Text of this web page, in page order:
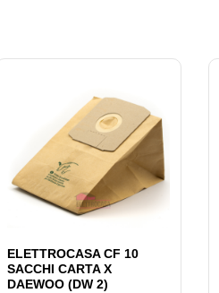
ELETTROCASA CF 10
SACCHI CARTA X
DAEWOO (DW 2)